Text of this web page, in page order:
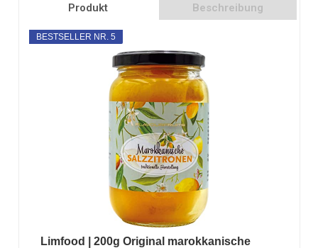
Produkt Beschreibung
BESTSELLER NR. 5
Limfood | 200g Original marokkanische